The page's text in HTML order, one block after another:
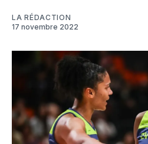
LA RÉDACTION
17 novembre 2022